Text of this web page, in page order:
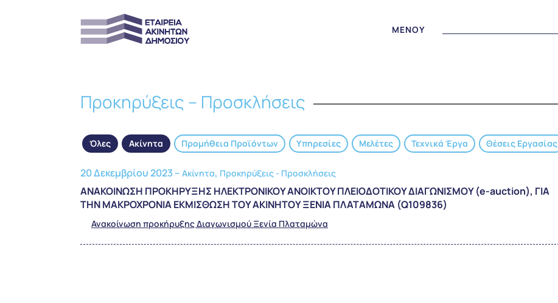
MENOY
Προκηρύξεις – Προσκλήσεις
Όλες Ακίνητα Προμήθεια Προϊόντων Υπηρεσίες Μελέτες Τεχνικά Έργα Θέσεις Εργασίας
20 Δεκεμβρίου 2023 – Ακίνητα, Προκηρύξεις - Προσκλήσεις
ΑΝΑΚΟΙΝΩΣΗ ΠΡΟΚΗΡΥΞΗΣ ΗΛΕΚΤΡΟΝΙΚΟΥ ΑΝΟΙΚΤΟΥ ΠΛΕΙΟΔΟΤΙΚΟΥ ΔΙΑΓΩΝΙΣΜΟΥ (e-auction), ΓΙΑ
ΤΗΝ ΜΑΚΡΟΧΡΟΝΙΑ ΕΚΜΙΣΘΩΣΗ ΤΟΥ ΑΚΙΝΗΤΟΥ ΞΕΝΙΑ ΠΛΑΤΑΜΩΝΑ (Q109836)
Ανακοίνωση προκήρυξης Διαγωνισμού Ξενία Πλαταμώνα